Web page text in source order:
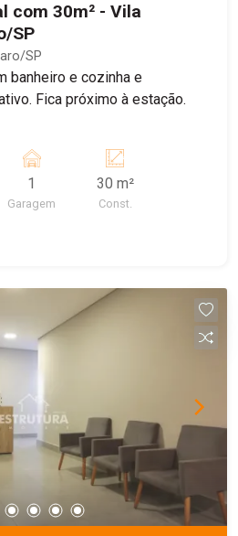
com 30m² - Vila
SP
SP
banheiro e cozinha e
Fica próximo à estação.
1
Garagem
30 m²
Const.